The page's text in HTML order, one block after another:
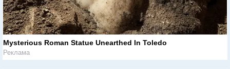
Mysterious Roman Statue Unearthed In Toledo
Реклама